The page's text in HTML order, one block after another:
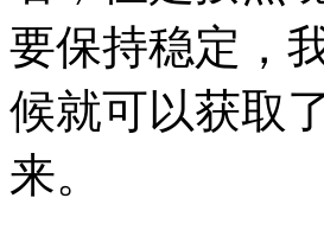
要保持稳定，
候就可以获取
来。